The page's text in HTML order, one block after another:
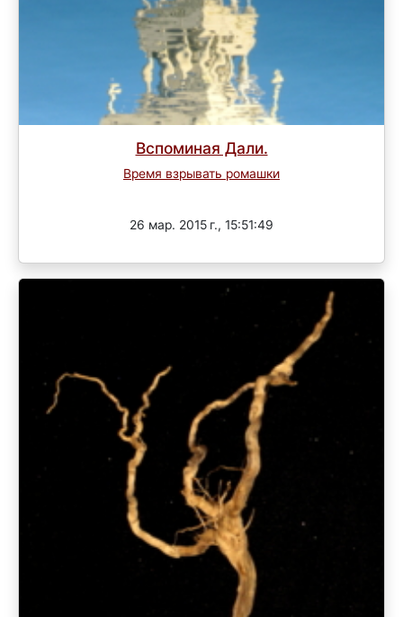
Вспоминая Дали.
Время взрывать ромашки
26 мар. 2015 г., 15:51:49